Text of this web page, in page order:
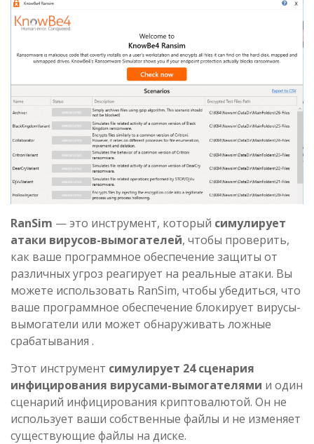
RanSim — это инструмент, который симулирует
атаки вирусов-вымогателей, чтобы проверить,
как ваше программное обеспечение защиты от
различных угроз реагирует на реальные атаки. Вы
можете использовать RanSim, чтобы убедиться, что
ваше программное обеспечение блокирует вирусы-
вымогатели или может обнаруживать ложные
срабатывания .
Этот инструмент симулирует 24 сценария
инфицирования вирусами-вымогателями и один
сценарий инфицирования криптовалютой. Он не
использует ваши собственные файлы и не изменяет
существующие файлы на диске.